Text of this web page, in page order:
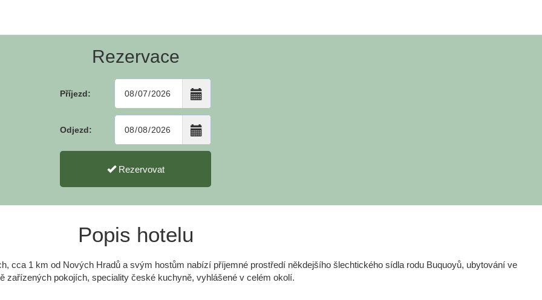
Rezervace
Příjezd:
Odjezd:
Rezervovat
Popis hotelu
cca 1 km od Nových Hradů a svým hostům nabízí příjemné prostředí někdejšího šlechtického sídla rodu Buquoyů, ubytování ve
zařízených pokojích, speciality české kuchyně, vyhlášené v celém okolí.